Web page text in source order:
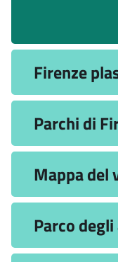
Firenze
Parchi di
Mappa del
Parco